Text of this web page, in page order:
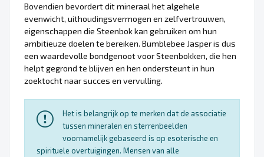
Bovendien bevordert dit mineraal het algehele
evenwicht, uithoudingsvermogen en zelfvertrouwen,
eigenschappen die Steenbok kan gebruiken om hun
ambitieuze doelen te bereiken. Bumblebee Jasper is dus
een waardevolle bondgenoot voor Steenbokken, die hen
helpt gegrond te blijven en hen ondersteunt in hun
zoektocht naar succes en vervulling.
Het is belangrijk op te merken dat de associatie
tussen mineralen en sterrenbeelden
voornamelijk gebaseerd is op esoterische en
spirituele overtuigingen. Mensen van alle